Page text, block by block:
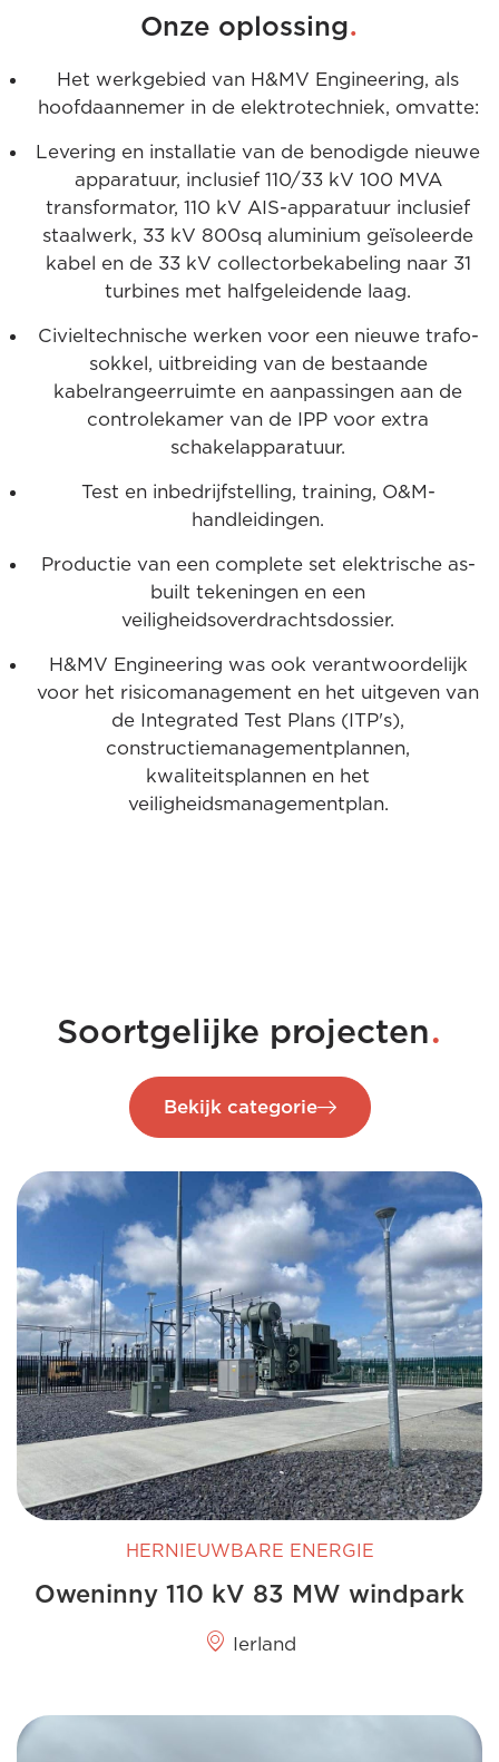
Onze oplossing.
Het werkgebied van H&MV Engineering, als
hoofdaannemer in de elektrotechniek, omvatte:
Levering en installatie van de benodigde nieuwe
apparatuur, inclusief 110/33 kV 100 MVA
transformator, 110 kV AIS-apparatuur inclusief
staalwerk, 33 kV 800sq aluminium geïsoleerde
kabel en de 33 kV collectorbekabeling naar 31
turbines met halfgeleidende laag.
Civieltechnische werken voor een nieuwe trafo-
sokkel, uitbreiding van de bestaande
kabelrangeerruimte en aanpassingen aan de
controlekamer van de IPP voor extra
schakelapparatuur.
Test en inbedrijfstelling, training, O&M-
handleidingen.
Productie van een complete set elektrische as-
built tekeningen en een
veiligheidsoverdrachtsdossier.
H&MV Engineering was ook verantwoordelijk
voor het risicomanagement en het uitgeven van
de Integrated Test Plans (ITP's),
constructiemanagementplannen,
kwaliteitsplannen en het
veiligheidsmanagementplan.
Soortgelijke projecten.
Bekijk categorie
HERNIEUWBARE ENERGIE
Oweninny 110 kV 83 MW windpark
Ierland